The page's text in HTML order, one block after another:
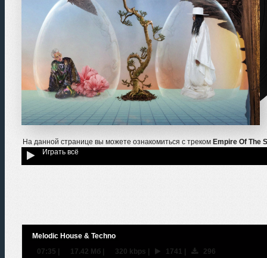
На данной странице вы можете ознакомиться с треком Empire Of The
Играть всё
Melodic House & Techno
07:35 | 17.42 Мб | 320 kbps | 1741 |
296